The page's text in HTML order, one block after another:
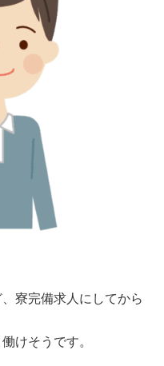
寮完備求人にしてから
けそうです。